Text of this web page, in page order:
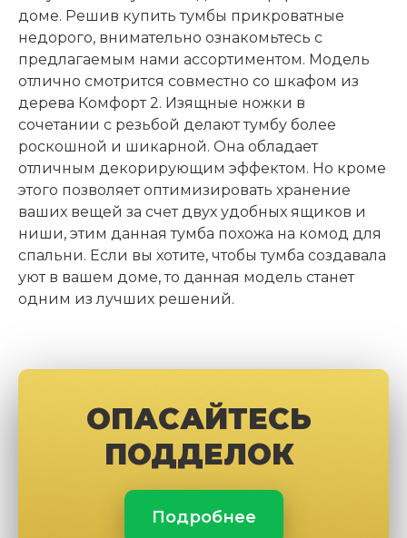
доме. Решив купить тумбы прикроватные
недорого, внимательно ознакомьтесь с
предлагаемым нами ассортиментом. Модель
отлично смотрится совместно со шкафом из
дерева Комфорт 2. Изящные ножки в
сочетании с резьбой делают тумбу более
роскошной и шикарной. Она обладает
отличным декорирующим эффектом. Но кроме
этого позволяет оптимизировать хранение
ваших вещей за счет двух удобных ящиков и
ниши, этим данная тумба похожа на комод для
спальни. Если вы хотите, чтобы тумба создавала
уют в вашем доме, то данная модель станет
одним из лучших решений.
ОПАСАЙТЕСЬ
ПОДДЕЛОК
Подробнее